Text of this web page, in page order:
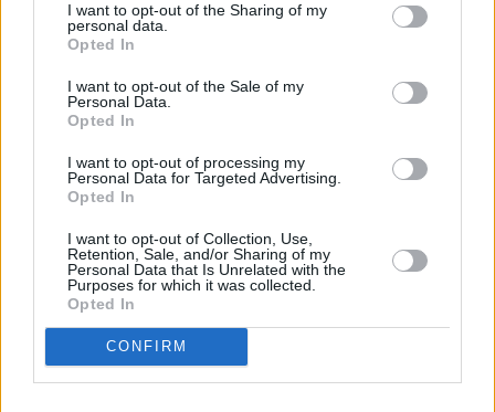
I want to opt-out of the Sharing of my
personal data.
Opted In
I want to opt-out of the Sale of my
Personal Data.
Opted In
I want to opt-out of processing my
Personal Data for Targeted Advertising.
Opted In
I want to opt-out of Collection, Use,
Retention, Sale, and/or Sharing of my
Personal Data that Is Unrelated with the
Purposes for which it was collected.
Opted In
CONFIRM
Czytaj także:
Psy